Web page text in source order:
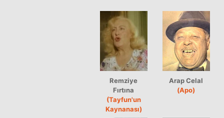
Remziye
Fırtına
(Tayfun'un
Kaynanası)
Arap Celal
(Apo)